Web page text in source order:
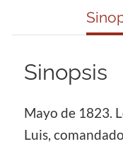
Sinopsis
Mayo de 1823.
Luis,